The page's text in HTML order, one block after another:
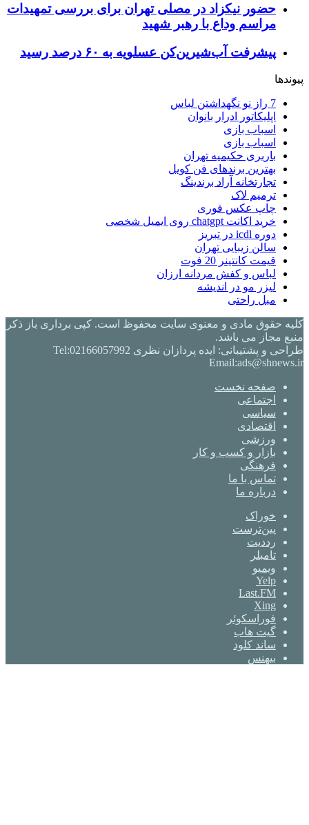
حضور نیکزاد در مصلی تهران برای بررسی تمهیدات
مراسم وداع با رهبر شهید
پیشرفت آب‌شیرین‌کن عسلویه به ۶۰ درصد رسید
پیوندها
7 راز نو نگهداشتن لباس
اپلیکاتور ادرار بانوان
اسباب بازی
اسباب بازی
باربری حکیمیه تهران
بهترین برندهای فن کویل
تجارتخانه آراد برندینگ
ترمیم لاک
چاپ عکس فوری
خرید اکانت chatgpt روی ایمیل شخصی
دوره icdl در تبریز
سالن زیبایی تهران
قیمت کانتینر 20 فوت
لباس و کفش مردانه ارزان
لیزر مو در اندیشه
مبل راحتی
کلیه حقوق مادی و معنوی سایت محفوظ است. کپی برداری باز ذکر
منبع مجاز می باشد.
طراحی و پشتیبانی: ایده پردازان نظری Tel:02166057992
Email:ads@shnews.ir
صفحه نخست
اجتماعی
سیاسی
اقتصادی
ورزشی
بازار و کسب و کار
فرهنگی
تماس با ما
درباره ما
خوراک
‫پین‌ترست
‫رددیت
‫تامبلر
ویمیو
Yelp
Last.FM
Xing
فوراسکوئر
گیت ‌هاب
ساند کلود
بیهنس